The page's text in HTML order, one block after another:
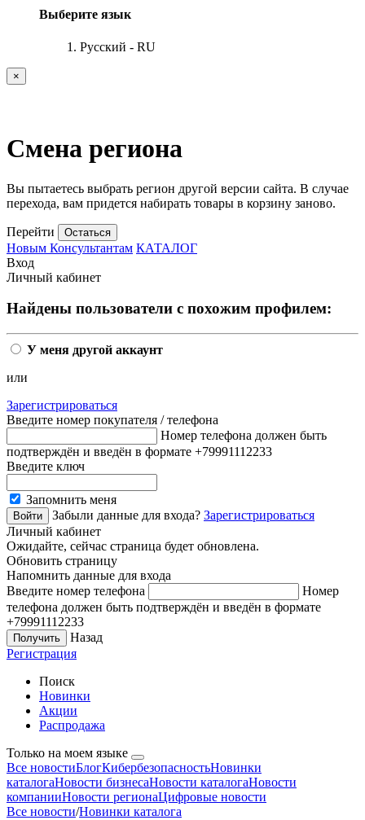
Выберите язык
Русский - RU
×
Смена региона
Вы пытаетесь выбрать регион другой версии сайта. В случае
перехода, вам придется набирать товары в корзину заново.
Перейти Остаться
Новым Консультантам КАТАЛОГ
Вход
Личный кабинет
Найдены пользователи с похожим профилем:
У меня другой аккаунт
или
Зарегистрироваться
Введите номер покупателя / телефона
Номер телефона должен быть
подтверждён и введён в формате +79991112233
Введите ключ
Запомнить меня
Забыли данные для входа? Зарегистрироваться
Личный кабинет
Ожидайте, сейчас страница будет обновлена.
Обновить страницу
Напомнить данные для входа
Введите номер телефона
Номер
телефона должен быть подтверждён и введён в формате
+79991112233
Назад
Регистрация
Поиск
Новинки
Акции
Распродажа
Только на моем языке
Все новостиБлогКибербезопасностьНовинки
каталогаНовости бизнесаНовости каталогаНовости
компанииНовости регионаЦифровые новости
Все новости/Новинки каталога